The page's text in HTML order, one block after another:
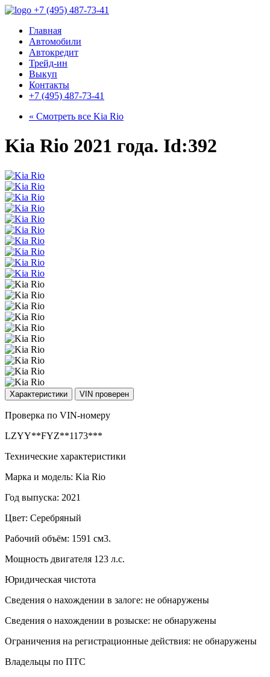
+7 (495) 487-73-41
Главная
Автомобили
Автокредит
Трейд-ин
Выкуп
Контакты
+7 (495) 487-73-41
« Смотреть все Kia Rio
Kia Rio 2021 года. Id:392
Характеристики VIN проверен
Проверка по VIN-номеру
LZYY**FYZ**1173***
Технические характеристики
Марка и модель: Kia Rio
Год выпуска: 2021
Цвет: Серебряный
Рабочий объём: 1591 см3.
Мощность двигателя 123 л.с.
Юридическая чистота
Сведения о нахождении в залоге: не обнаружены
Сведения о нахождении в розыске: не обнаружены
Ограничения на регистрационные действия: не обнаружены
Владельцы по ПТС